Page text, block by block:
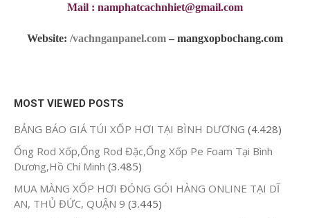
Mail : namphatcachnhiet@gmail.com
Website: /vachnganpanel.com – mangxopbochang.com
MOST VIEWED POSTS
BẢNG BÁO GIÁ TÚI XỐP HƠI TẠI BÌNH DƯƠNG (4.428)
Ống Rod Xốp,Ống Rod Đặc,Ống Xốp Pe Foam Tại Bình
Dương,Hồ Chí Minh (3.485)
MUA MÀNG XỐP HƠI ĐÓNG GÓI HÀNG ONLINE TẠI DĨ
AN, THỦ ĐỨC, QUẬN 9 (3.445)